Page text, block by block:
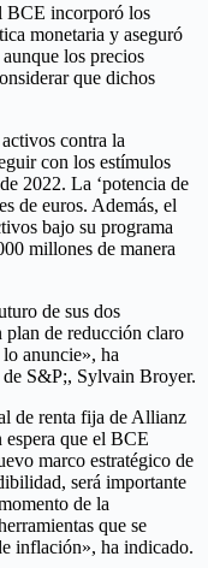
BCE incorporó los
monetaria y aseguró
los precios
que dichos
contra la
con los estímulos
2022. La ‘potencia de
de euros. Además, el
bajo su programa
millones de manera
de sus dos
plan de reducción claro
anuncie», ha
S&P;, Sylvain Broyer.
de renta fija de Allianz
que el BCE
marco estratégico de
será importante
de la
que se
inflación», ha indicado.